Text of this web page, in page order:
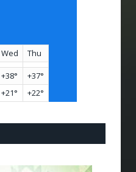
Wed Thu
+38° +37°
+21° +22°